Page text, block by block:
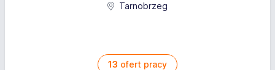
Tarnobrzeg
13 ofert pracy